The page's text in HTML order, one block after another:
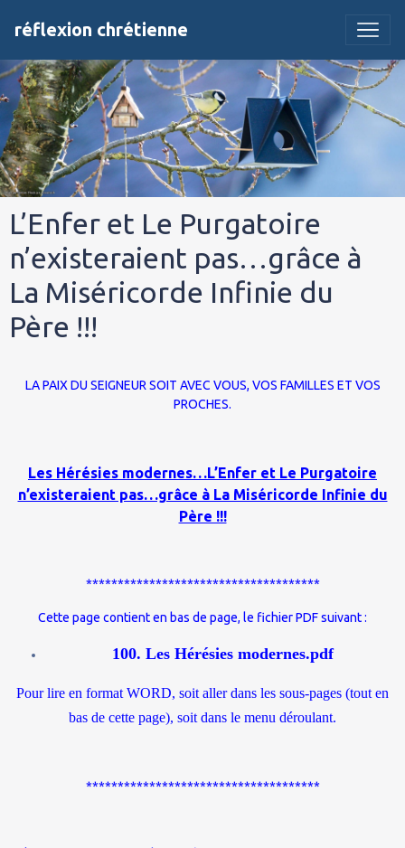
réflexion chrétienne
L’Enfer et Le Purgatoire
n’existeraient pas…grâce à
La Miséricorde Infinie du
Père !!!
LA PAIX DU SEIGNEUR SOIT AVEC VOUS, VOS FAMILLES ET VOS
PROCHES.
Les Hérésies modernes…L’Enfer et Le Purgatoire
n’existeraient pas…grâce à La Miséricorde Infinie du
Père !!!
*************************************
Cette page contient en bas de page, le fichier PDF suivant :
100. Les Hérésies modernes.pdf
Pour lire en format WORD, soit aller dans les sous-pages (tout en
bas de cette page), soit dans le menu déroulant.
*************************************